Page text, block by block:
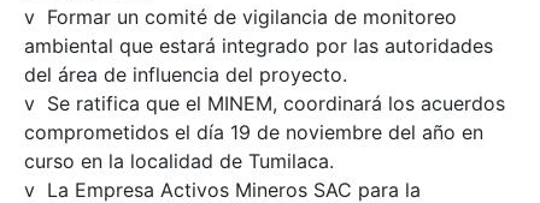
v Formar un comité de vigilancia de monitoreo
ambiental que estará integrado por las autoridades
del área de influencia del proyecto.
v Se ratifica que el MINEM, coordinará los acuerdos
comprometidos el día 19 de noviembre del año en
curso en la localidad de Tumilaca.
v La Empresa Activos Mineros SAC para la